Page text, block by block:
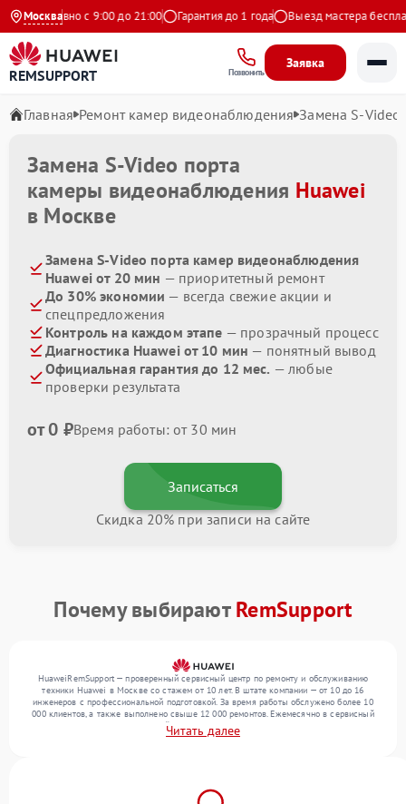
Москва
Ежедневно с 9:00 до 21:00 Гарантия до 1 года Выезд мастера
REMSUPPORT Позвонить
Заявка
Главная Ремонт камер видеонаблюдения Замена S-Video
Замена S-Video порта
камеры видеонаблюдения Huawei
в Москве
Замена S-Video порта камер видеонаблюдения
Huawei от 20 мин — приоритетный ремонт
До 30% экономии — всегда свежие акции и
спецпредложения
Контроль на каждом этапе — прозрачный процесс
Диагностика Huawei от 10 мин — понятный вывод
Официальная гарантия до 12 мес. — любые
проверки результата
от 0 ₽Время работы: от 30 мин
Записаться
Скидка 20% при записи на сайте
Почему выбираютRemSupport
HuaweiRemSupport — проверенный сервисный центр по ремонту и обслуживанию
техники Huawei в Москве со стажем от 10 лет. В штате компании — от 10 до 16
инженеров с профессиональной подготовкой. За время работы обслужено более 10
000 клиентов, а также выполнено свыше 12 000 ремонтов. Ежемесячно в сервисный
центр поступает более 300 устройств, включая , , . Мы работаем с широким спектром
неисправностей и гарантируем высокое качество обслуживания благодаря
Читать далее